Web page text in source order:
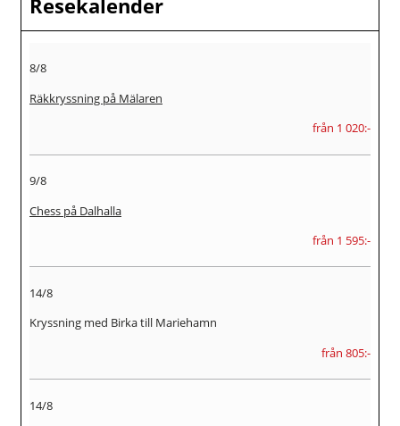
Resekalender
8/8
Räkkryssning på Mälaren
från 1 020:-
9/8
Chess på Dalhalla
från 1 595:-
14/8
Kryssning med Birka till Mariehamn
från 805:-
14/8